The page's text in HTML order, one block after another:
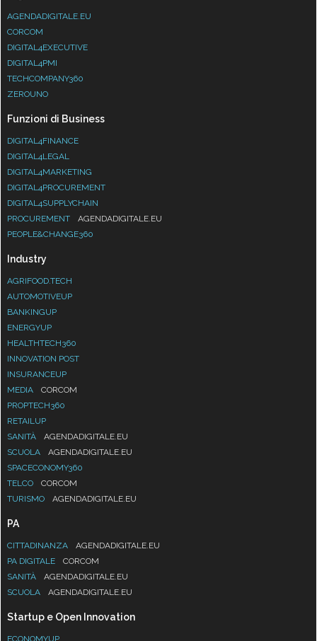
AGENDADIGITALE.EU
CORCOM
DIGITAL4EXECUTIVE
DIGITAL4PMI
TECHCOMPANY360
ZEROUNO
Funzioni di Business
DIGITAL4FINANCE
DIGITAL4LEGAL
DIGITAL4MARKETING
DIGITAL4PROCUREMENT
DIGITAL4SUPPLYCHAIN
PROCUREMENT
AGENDADIGITALE.EU
PEOPLE&CHANGE360
Industry
AGRIFOOD.TECH
AUTOMOTIVEUP
BANKINGUP
ENERGYUP
HEALTHTECH360
INNOVATION POST
INSURANCEUP
MEDIA
CORCOM
PROPTECH360
RETAILUP
SANITÀ
AGENDADIGITALE.EU
SCUOLA
AGENDADIGITALE.EU
SPACECONOMY360
TELCO
CORCOM
TURISMO
AGENDADIGITALE.EU
PA
CITTADINANZA
AGENDADIGITALE.EU
PA DIGITALE
CORCOM
SANITÀ
AGENDADIGITALE.EU
SCUOLA
AGENDADIGITALE.EU
Startup e Open Innovation
ECONOMYUP